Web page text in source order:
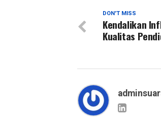
DON'T MISS
Kendalikan
Kualitas